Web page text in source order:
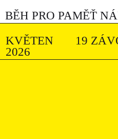
BĚH PRO PAMĚŤ
KVĚTEN
2026
19